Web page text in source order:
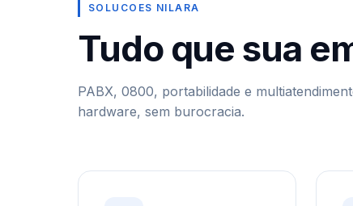
SOLUCOES NILARA
Tudo que sua
PABX, 0800, portabilidade e
hardware, sem burocracia.